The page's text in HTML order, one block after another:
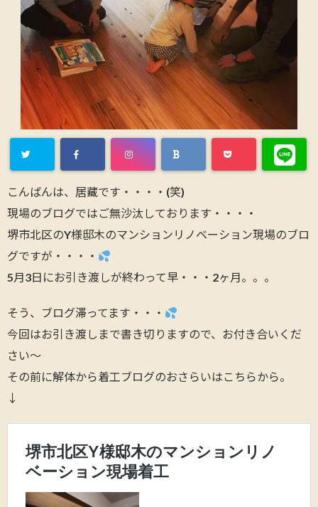
こんばんは、居藏です・・・・(笑)
現場のブログではご無沙汰しております・・・・
堺市北区のY様邸木のマンションリノベーション現場のブロ
グですが・・・・
5月3日にお引き渡しが終わって早・・・2ヶ月。。。
そう、ブログ滞ってます・・・
今回はお引き渡しまで書き切りますので、お付き合いくだ
さい～
その前に解体から着工ブログのおさらいはこちらから。
↓